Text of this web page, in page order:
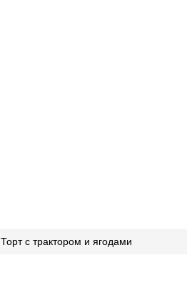
Торт с трактором и ягодами